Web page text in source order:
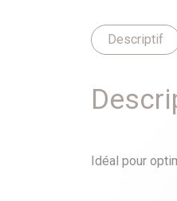
Descriptif
Idéal pour